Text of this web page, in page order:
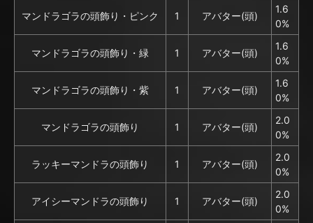
マンドラゴラの頭飾り・ピンク 1 アバター(頭)
1.6
0%
マンドラゴラの頭飾り・緑 1 アバター(頭)
1.6
0%
マンドラゴラの頭飾り・紫 1 アバター(頭)
1.6
0%
マンドラゴラの頭飾り 1 アバター(頭)
2.0
0%
ラッキーマンドラの頭飾り 1 アバター(頭)
2.0
0%
アイシーマンドラの頭飾り 1 アバター(頭)
2.0
0%